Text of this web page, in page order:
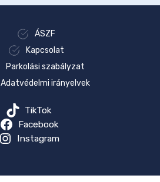
ÁSZF
Kapcsolat
Parkolási szabályzat
Adatvédelmi irányelvek
TikTok
Facebook
Instagram